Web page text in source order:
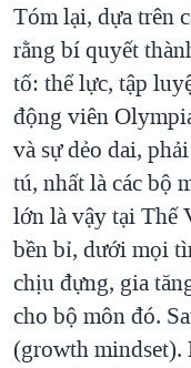
Tóm lại, dựa trên
rằng bí quyết
tố: thể lực, tập
động viên
và sự dẻo dai,
tú, nhất là các bộ
lớn là vậy tại Thế
bền bỉ, dưới mọi
chịu đựng, gia
cho bộ môn đó.
(growth mindset).